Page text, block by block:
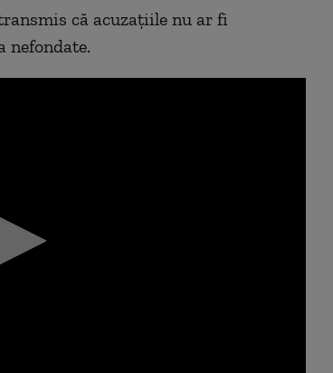
că acuzațiile nu ar fi
nefondate.